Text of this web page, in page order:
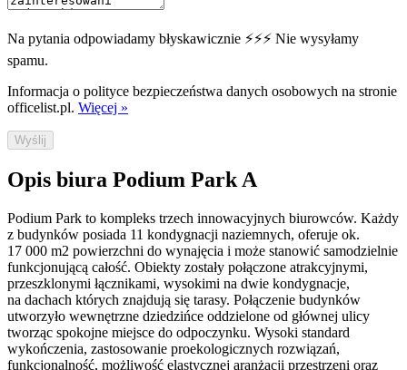
Na pytania odpowiadamy błyskawicznie ⚡⚡⚡ Nie wysyłamy
spamu.
Informacja o polityce bezpieczeństwa danych osobowych na stronie
officelist.pl. Więcej »
Wyślij
Opis biura Podium Park A
Podium Park to kompleks trzech innowacyjnych biurowców. Każdy
z budynków posiada 11 kondygnacji naziemnych, oferuje ok.
17 000 m2 powierzchni do wynajęcia i może stanowić samodzielnie
funkcjonującą całość. Obiekty zostały połączone atrakcyjnymi,
przeszklonymi łącznikami, wysokimi na dwie kondygnacje,
na dachach których znajdują się tarasy. Połączenie budynków
utworzyło wewnętrzne dziedzińce oddzielone od głównej ulicy
tworząc spokojne miejsce do odpoczynku. Wysoki standard
wykończenia, zastosowanie proekologicznych rozwiązań,
funkcjonalność, możliwość elastycznej aranżacji przestrzeni oraz